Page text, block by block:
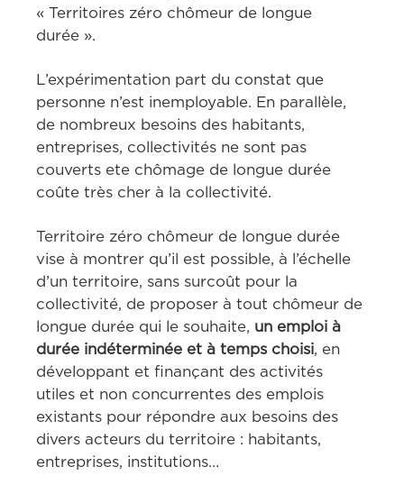
« Territoires zéro chômeur de longue
durée ».
L’expérimentation part du constat que
personne n’est inemployable. En parallèle,
de nombreux besoins des habitants,
entreprises, collectivités ne sont pas
couverts ete chômage de longue durée
coûte très cher à la collectivité.
Territoire zéro chômeur de longue durée
vise à montrer qu’il est possible, à l’échelle
d’un territoire, sans surcoût pour la
collectivité, de proposer à tout chômeur de
longue durée qui le souhaite, un emploi à
durée indéterminée et à temps choisi, en
développant et finançant des activités
utiles et non concurrentes des emplois
existants pour répondre aux besoins des
divers acteurs du territoire : habitants,
entreprises, institutions…